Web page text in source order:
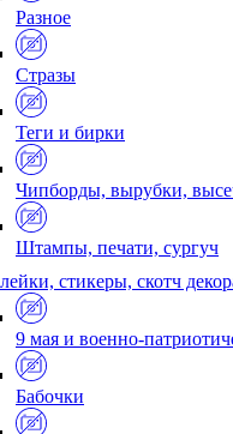
Разное
Стразы
Теги и бирки
Чипборды, вырубки,
Штампы, печати, сургуч
стикеры, скотч
9 мая и военно-
Бабочки